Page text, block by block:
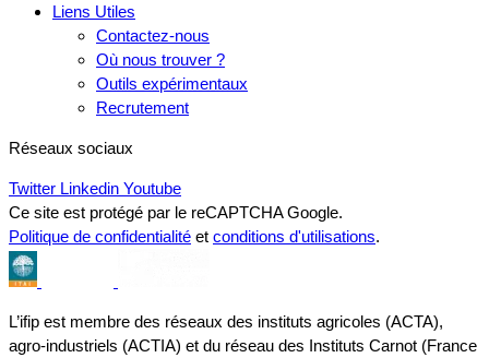
Liens Utiles
Contactez-nous
Où nous trouver ?
Outils expérimentaux
Recrutement
Réseaux sociaux
Twitter Linkedin Youtube
Ce site est protégé par le reCAPTCHA Google.
Politique de confidentialité et conditions d'utilisations.
L’ifip est membre des réseaux des instituts agricoles (ACTA),
agro-industriels (ACTIA) et du réseau des Instituts Carnot (France